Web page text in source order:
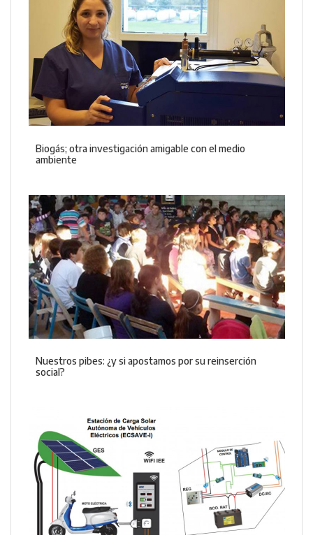
Biogás; otra investigación amigable con el medio
ambiente
Nuestros pibes: ¿y si apostamos por su reinserción
social?